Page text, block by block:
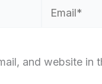
Email*
and website in